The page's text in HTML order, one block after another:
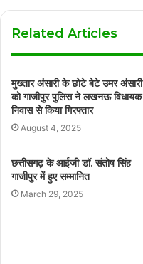
Related Articles
मुख्तार अंसारी के छोटे बेटे उमर अंसारी
को गाजीपुर पुलिस ने लखनऊ विधायक
निवास से किया गिरफ्तार
August 4, 2025
छत्तीसगढ़ के आईजी डॉ. संतोष सिंह
गाजीपुर में हुए सम्मानित
March 29, 2025